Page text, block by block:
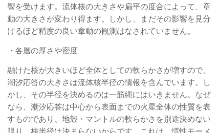
響を受けます。流体核の大きさや扁平の度合によって、章
動の大きさが変わり得ます。しかし、まだその影響を見分
けるほど精度の良い章動の観測はなされていません。
・各層の厚さや密度
融けた核が大きいほど全体としての軟らかさが増すので、
潮汐応答の大きさは流体核半径の情報を含んでいます。し
かし、その半径を決めるのは一筋縄にはいきません。なぜ
なら、潮汐応答は中心から表面までの火星全体の性質を表
すものであり、地殻・マントルの軟らかさを別途決めない